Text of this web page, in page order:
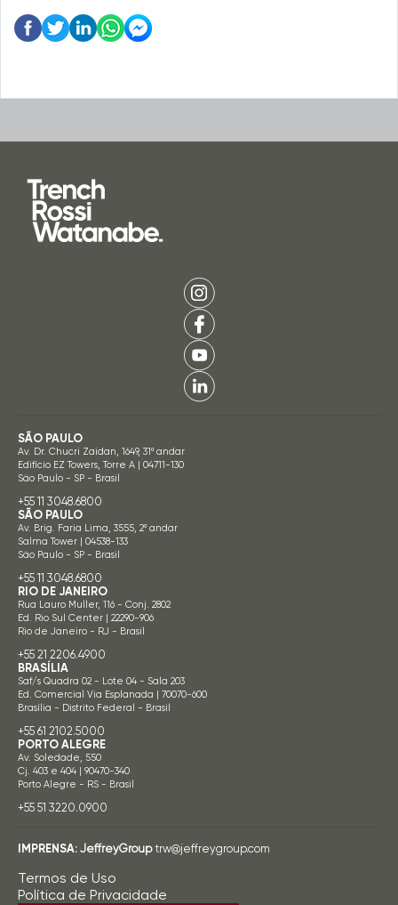
SÃO PAULO
Av. Dr. Chucri Zaidan, 1649, 31º andar
Edifício EZ Towers, Torre A | 04711-130
São Paulo - SP - Brasil
+55 11 3048.6800
SÃO PAULO
Av. Brig. Faria Lima, 3555, 2º andar
Salma Tower | 04538-133
São Paulo - SP - Brasil
+55 11 3048.6800
RIO DE JANEIRO
Rua Lauro Muller, 116 - Conj. 2802
Ed. Rio Sul Center | 22290-906
Rio de Janeiro - RJ - Brasil
+55 21 2206.4900
BRASÍLIA
Saf/s Quadra 02 - Lote 04 - Sala 203
Ed. Comercial Via Esplanada | 70070-600
Brasília - Distrito Federal - Brasil
+55 61 2102.5000
PORTO ALEGRE
Av. Soledade, 550
Cj. 403 e 404 | 90470-340
Porto Alegre - RS - Brasil
+55 51 3220.0900
IMPRENSA: JeffreyGroup trw@jeffreygroup.com
Termos de Uso
Política de Privacidade